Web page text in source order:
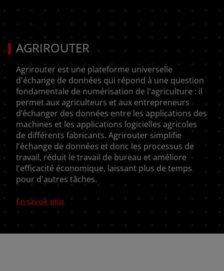
AGRIROUTER
Agrirouter est une plateforme universelle
d'échange de données qui répond à une question
fondamentale de numérisation de l'agriculture : il
permet aux agriculteurs et aux entrepreneurs
d’échanger des données entre les applications des
machines et les applications logicielles agricoles
de différents fabricants. Agrirouter simplifie
l'échange de données et donc les processus de
travail, réduit le travail de bureau et améliore
l'efficacité économique, laissant plus de temps
pour d'autres tâches.
En savoir plus